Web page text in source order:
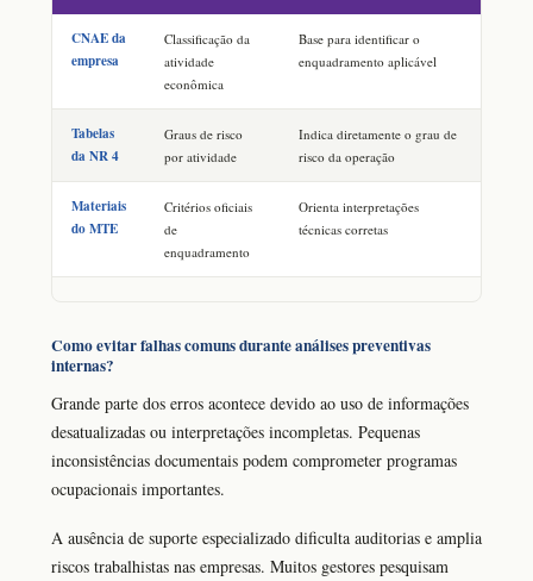
CNAE da
empresa
Classificação da
atividade
econômica
Base para identificar o
enquadramento aplicável
Tabelas
da NR 4
Graus de risco
por atividade
Indica diretamente o grau de
risco da operação
Materiais
do MTE
Critérios oficiais
de
enquadramento
Orienta interpretações
técnicas corretas
Como evitar falhas comuns durante análises preventivas
internas?
Grande parte dos erros acontece devido ao uso de informações
desatualizadas ou interpretações incompletas. Pequenas
inconsistências documentais podem comprometer programas
ocupacionais importantes.
A ausência de suporte especializado dificulta auditorias e amplia
riscos trabalhistas nas empresas. Muitos gestores pesquisam